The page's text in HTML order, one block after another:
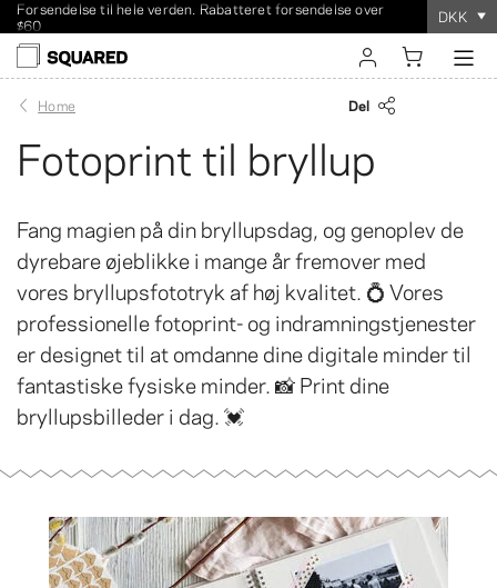
Forsendelse til hele verden. Rabatteret forsendelse over
$60
Bestillingen tager
100 %tilfredshedsgaranti
DKK
opret konto
Home Del
Fotoprint til bryllup
Fang magien på din bryllupsdag, og genoplev de
dyrebare øjeblikke i mange år fremover med
vores bryllupsfototryk af høj kvalitet. 💍 Vores
professionelle fotoprint- og indramningstjenester
er designet til at omdanne dine digitale minder til
fantastiske fysiske minder. 📸 Print dine
bryllupsbilleder i dag. 💓